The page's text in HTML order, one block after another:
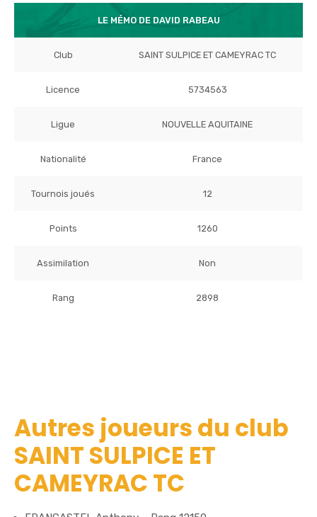
LE MÉMO DE DAVID RABEAU
Club SAINT SULPICE ET CAMEYRAC TC
Licence 5734563
Ligue NOUVELLE AQUITAINE
Nationalité France
Tournois joués 12
Points 1260
Assimilation Non
Rang 2898
Autres joueurs du club
SAINT SULPICE ET
CAMEYRAC TC